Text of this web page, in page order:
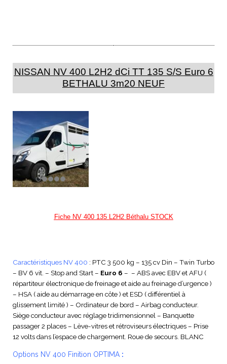
NISSAN NV 400 L2H2 dCi TT 135 S/S Euro 6
BETHALU 3m20 NEUF
Fiche NV 400 135 L2H2 Béthalu STOCK
Caractéristiques NV 400 : PTC 3 500 kg – 135 cv Din – Twin Turbo
– BV 6 vit. – Stop and Start – Euro 6 – – ABS avec EBV et AFU (
répartiteur électronique de freinage et aide au freinage d’urgence )
– HSA ( aide au démarrage en côte ) et ESD ( différentiel à
glissement limité ) – Ordinateur de bord – Airbag conducteur.
Siège conducteur avec réglage tridimensionnel – Banquette
passager 2 places – Lève-vitres et rétroviseurs électriques – Prise
12 volts dans l’espace de chargement. Roue de secours. BLANC
Options NV 400 Finition OPTIMA :